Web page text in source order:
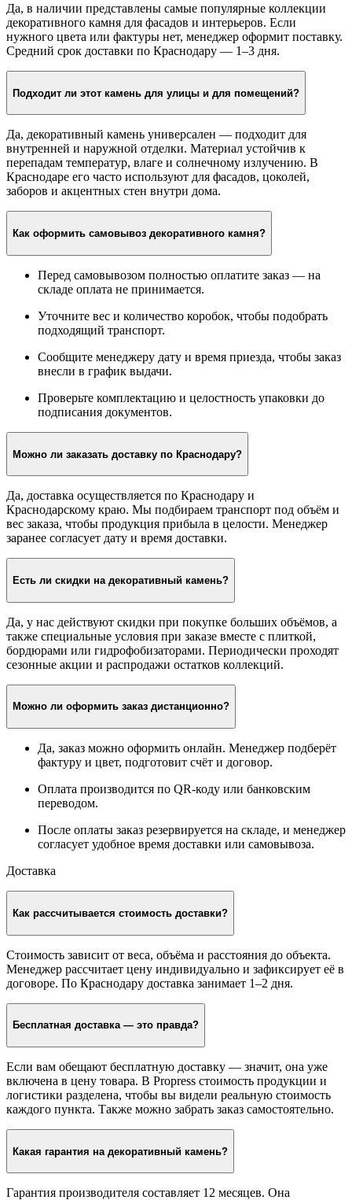
Да, в наличии представлены самые популярные коллекции
декоративного камня для фасадов и интерьеров. Если
нужного цвета или фактуры нет, менеджер оформит поставку.
Средний срок доставки по Краснодару — 1–3 дня.
Подходит ли этот камень для улицы и для помещений?
Да, декоративный камень универсален — подходит для
внутренней и наружной отделки. Материал устойчив к
перепадам температур, влаге и солнечному излучению. В
Краснодаре его часто используют для фасадов, цоколей,
заборов и акцентных стен внутри дома.
Как оформить самовывоз декоративного камня?
Перед самовывозом полностью оплатите заказ — на
складе оплата не принимается.
Уточните вес и количество коробок, чтобы подобрать
подходящий транспорт.
Сообщите менеджеру дату и время приезда, чтобы заказ
внесли в график выдачи.
Проверьте комплектацию и целостность упаковки до
подписания документов.
Можно ли заказать доставку по Краснодару?
Да, доставка осуществляется по Краснодару и
Краснодарскому краю. Мы подбираем транспорт под объём и
вес заказа, чтобы продукция прибыла в целости. Менеджер
заранее согласует дату и время доставки.
Есть ли скидки на декоративный камень?
Да, у нас действуют скидки при покупке больших объёмов, а
также специальные условия при заказе вместе с плиткой,
бордюрами или гидрофобизаторами. Периодически проходят
сезонные акции и распродажи остатков коллекций.
Можно ли оформить заказ дистанционно?
Да, заказ можно оформить онлайн. Менеджер подберёт
фактуру и цвет, подготовит счёт и договор.
Оплата производится по QR-коду или банковским
переводом.
После оплаты заказ резервируется на складе, и менеджер
согласует удобное время доставки или самовывоза.
Доставка
Как рассчитывается стоимость доставки?
Стоимость зависит от веса, объёма и расстояния до объекта.
Менеджер рассчитает цену индивидуально и зафиксирует её в
договоре. По Краснодару доставка занимает 1–2 дня.
Бесплатная доставка — это правда?
Если вам обещают бесплатную доставку — значит, она уже
включена в цену товара. В Propress стоимость продукции и
логистики разделена, чтобы вы видели реальную стоимость
каждого пункта. Также можно забрать заказ самостоятельно.
Какая гарантия на декоративный камень?
Гарантия производителя составляет 12 месяцев. Она